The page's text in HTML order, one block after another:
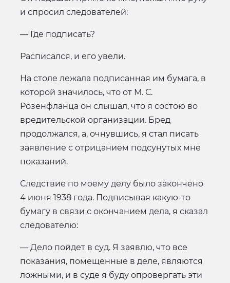
и спросил следователей:
— Где подписать?
Расписался, и его увели.
На столе лежала подписанная им бумага, в
которой значилось, что от М. С.
Розенфланца он слышал, что я состою во
вредительской организации. Бред
продолжался, а, очнувшись, я стал писать
заявление с отрицанием подсунутых мне
показаний.
Следствие по моему делу было закончено
4 июня 1938 года. Подписывая какую-то
бумагу в связи с окончанием дела, я сказал
следователю:
— Дело пойдет в суд. Я заявлю, что все
показания, помещенные в деле, являются
ложными, и в суде я буду опровергать эти